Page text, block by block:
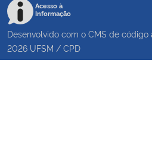
Acesso à
Informação
Desenvolvido com o CMS de código
2026 UFSM / CPD